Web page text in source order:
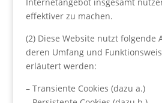
effektiver zu machen.
(2) Diese Website nutzt folgende
deren Umfang und
erläutert werden:
– Transiente Cookies (dazu a.)